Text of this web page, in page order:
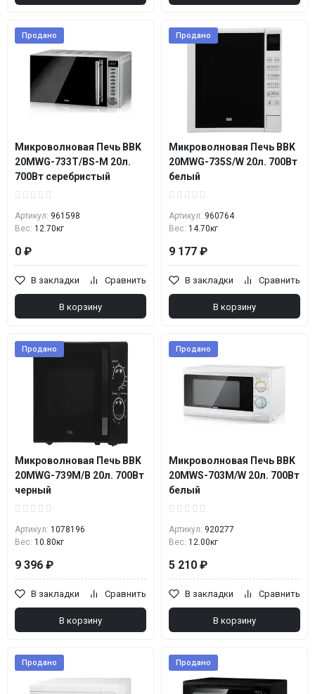
Продано
Микроволновая Печь BBK
20MWG-733T/BS-M 20л.
700Вт серебристый
Артикул: 961598
Вес: 12.70кг
0 ₽
В закладки Сравнить
В корзину
Продано
Микроволновая Печь BBK
20MWG-735S/W 20л. 700Вт
белый
Артикул: 960764
Вес: 14.70кг
9 177 ₽
В закладки Сравнить
В корзину
Продано
Микроволновая Печь BBK
20MWG-739M/B 20л. 700Вт
черный
Артикул: 1078196
Вес: 10.80кг
9 396 ₽
В закладки Сравнить
В корзину
Продано
Микроволновая Печь BBK
20MWS-703M/W 20л. 700Вт
белый
Артикул: 920277
Вес: 12.00кг
5 210 ₽
В закладки Сравнить
В корзину
Продано Продано